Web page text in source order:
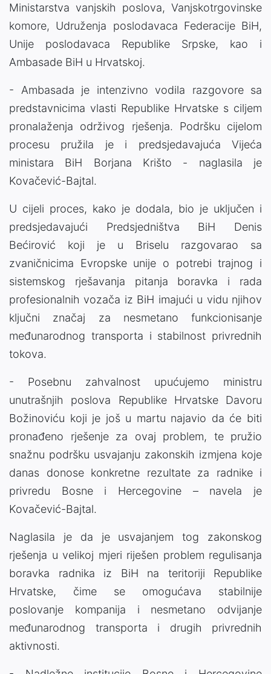
Ministarstva vanjskih poslova, Vanjskotrgovinske
komore, Udruženja poslodavaca Federacije BiH,
Unije poslodavaca Republike Srpske, kao i
Ambasade BiH u Hrvatskoj.
- Ambasada je intenzivno vodila razgovore sa
predstavnicima vlasti Republike Hrvatske s ciljem
pronalaženja održivog rješenja. Podršku cijelom
procesu pružila je i predsjedavajuća Vijeća
ministara BiH Borjana Krišto - naglasila je
Kovačević-Bajtal.
U cijeli proces, kako je dodala, bio je uključen i
predsjedavajući Predsjedništva BiH Denis
Bećirović koji je u Briselu razgovarao sa
zvaničnicima Evropske unije o potrebi trajnog i
sistemskog rješavanja pitanja boravka i rada
profesionalnih vozača iz BiH imajući u vidu njihov
ključni značaj za nesmetano funkcionisanje
međunarodnog transporta i stabilnost privrednih
tokova.
- Posebnu zahvalnost upućujemo ministru
unutrašnjih poslova Republike Hrvatske Davoru
Božinoviću koji je još u martu najavio da će biti
pronađeno rješenje za ovaj problem, te pružio
snažnu podršku usvajanju zakonskih izmjena koje
danas donose konkretne rezultate za radnike i
privredu Bosne i Hercegovine – navela je
Kovačević-Bajtal.
Naglasila je da je usvajanjem tog zakonskog
rješenja u velikoj mjeri riješen problem regulisanja
boravka radnika iz BiH na teritoriji Republike
Hrvatske, čime se omogućava stabilnije
poslovanje kompanija i nesmetano odvijanje
međunarodnog transporta i drugih privrednih
aktivnosti.